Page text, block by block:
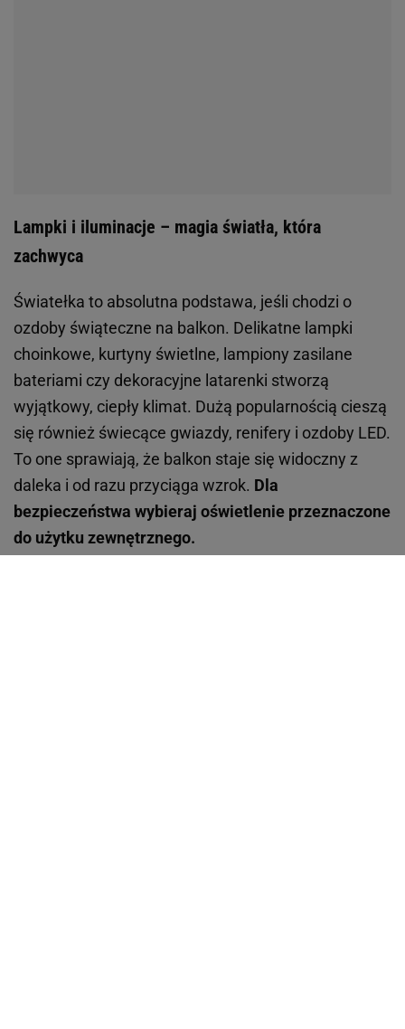
Lampki i iluminacje – magia światła, która
zachwyca
Światełka to absolutna podstawa, jeśli chodzi o
ozdoby świąteczne na balkon. Delikatne lampki
choinkowe, kurtyny świetlne, lampiony zasilane
bateriami czy dekoracyjne latarenki stworzą
wyjątkowy, ciepły klimat. Dużą popularnością cieszą
się również świecące gwiazdy, renifery i ozdoby LED.
To one sprawiają, że balkon staje się widoczny z
daleka i od razu przyciąga wzrok. Dla
bezpieczeństwa wybieraj oświetlenie przeznaczone
do użytku zewnętrznego.